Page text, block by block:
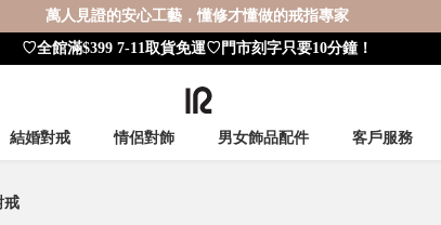
萬人見證的安心工藝，懂修才懂做的戒指專家
♡全館滿$399 7-11取貨免運♡門市刻字只要10分鐘！
結婚對戒 情侶對飾 男女飾品配件 客戶服務
戒